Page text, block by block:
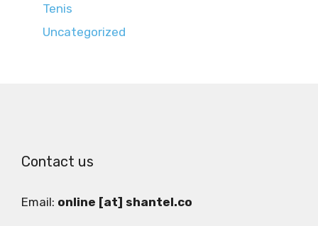
Tenis
Uncategorized
Contact us
Email: online [at] shantel.co